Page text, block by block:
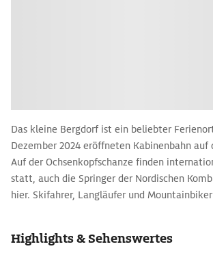
Das kleine Bergdorf ist ein be­liebter
Dezember 2024 eröffneten Kabinenbahn auf
Auf der Ochsenkopfschanze finden
statt, auch die Springer der Nordischen
hier. Skifahrer, Lang­läufer und
Highlights & Sehenswertes